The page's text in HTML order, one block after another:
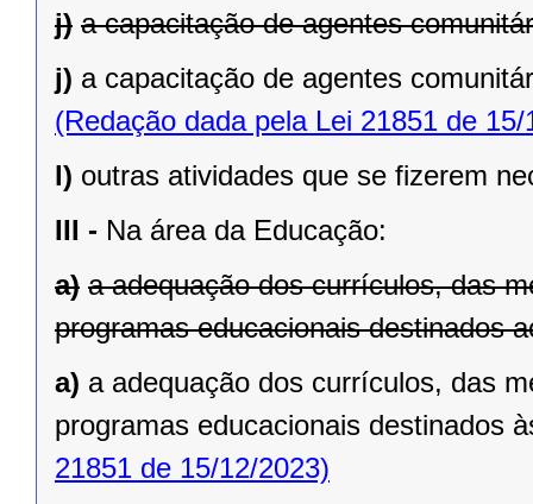
j) a capacitação de agentes
j) a capacitação de agentes
(Redação dada pela Lei 21851 de 15/
l) outras atividades que se fizerem
III - Na área da Educação:
a) a adequação dos currículos, das
programas educacionais destinados
a) a adequação dos currículos, das
programas educacionais destinados
21851 de 15/12/2023)